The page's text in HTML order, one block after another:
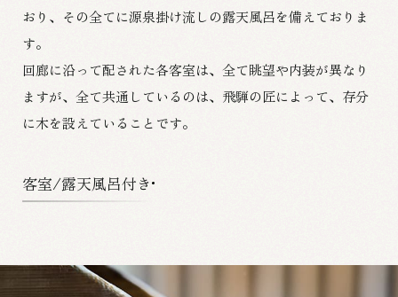
おり、 その全てに源泉掛け流しの露天風呂を備えておりま
す。
回廊に沿って配された各客室は、全て眺望や内装が異なり
ますが、全て共通しているのは、飛騨の匠によって、存分
に木を設えていることです。
客室/露天風呂付き